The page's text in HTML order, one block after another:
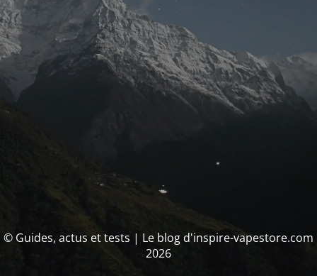
© Guides, actus et tests | Le blog d'inspire-vapestore.com
2026